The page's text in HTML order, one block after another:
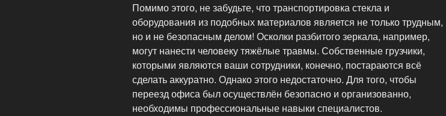
Помимо этого, не забудьте, что транспортировка стекла и
оборудования из подобных материалов является не только трудным,
но и не безопасным делом! Осколки разбитого зеркала, например,
могут нанести человеку тяжёлые травмы. Собственные грузчики,
которыми являются ваши сотрудники, конечно, постараются всё
сделать аккуратно. Однако этого недостаточно. Для того, чтобы
переезд офиса был осуществлён безопасно и организованно,
необходимы профессиональные навыки специалистов.